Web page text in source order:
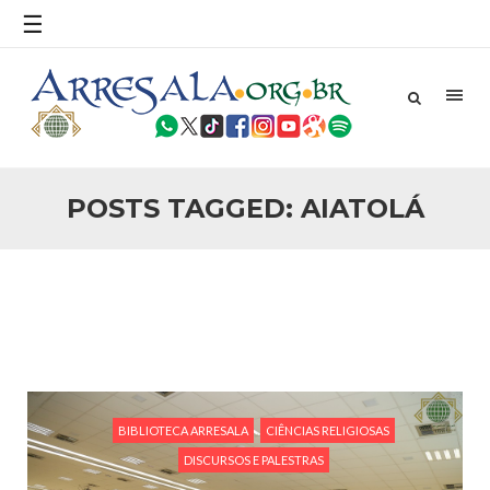
☰
POSTS TAGGED: AIATOLÁ
do terrorismo não
25 DE SETEMBRO DE 2010
Necessárias Considerações Sobre o
Conflito
Por: Ahmed Ismail Introdução O presente artigo resume as
Em nome de Deus, O Clemente, O Misericordioso! O Centro
Islâmico no Brasil parabeniza a nação islâmica pela chegada
no ano novo muçulmano de 1435 Hejrita. Desejamos a
todos os irmãos e irmãs um novo
BIBLIOTECA ARRESALA CIÊNCIAS RELIGIOSAS
DISCURSOS E PALESTRAS